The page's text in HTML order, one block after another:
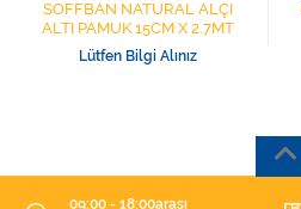
SOFFBAN NATURAL ALÇI
ALTI PAMUK 15CM X 2.7MT
Lütfen Bilgi Alınız
09:00 - 18:00arası